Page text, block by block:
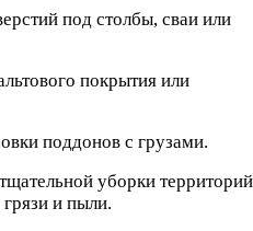
под столбы, сваи или
покрытия или
поддонов с грузами.
уборки
и пыли.